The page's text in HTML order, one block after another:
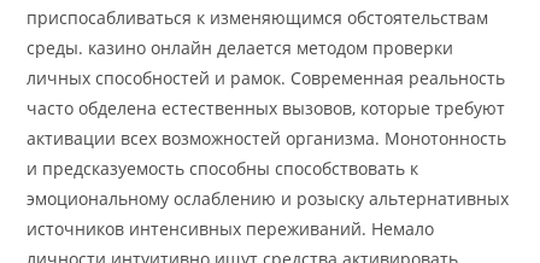
приспосабливаться к изменяющимся обстоятельствам
среды. казино онлайн делается методом проверки
личных способностей и рамок. Современная реальность
часто обделена естественных вызовов, которые требуют
активации всех возможностей организма. Монотонность
и предсказуемость способны способствовать к
эмоциональному ослаблению и розыску альтернативных
источников интенсивных переживаний. Немало